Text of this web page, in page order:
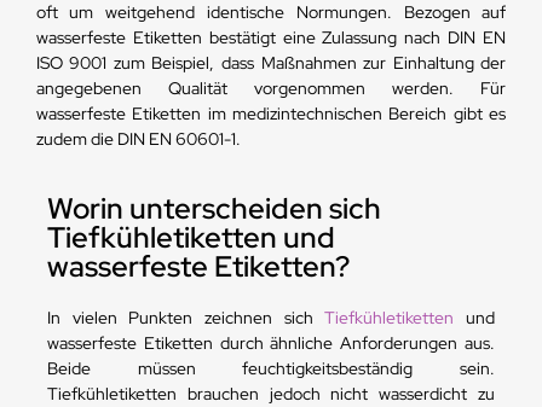
oft um weitgehend identische Normungen. Bezogen auf
wasserfeste Etiketten bestätigt eine Zulassung nach DIN EN
ISO 9001 zum Beispiel, dass Maßnahmen zur Einhaltung der
angegebenen Qualität vorgenommen werden. Für
wasserfeste Etiketten im medizintechnischen Bereich gibt es
zudem die DIN EN 60601-1.
Worin unterscheiden sich
Tiefkühletiketten und
wasserfeste Etiketten?
In vielen Punkten zeichnen sichTiefkühletiketten und
wasserfeste Etiketten durch ähnliche Anforderungen aus.
Beide müssen feuchtigkeitsbeständig sein.
Tiefkühletiketten brauchen jedoch nicht wasserdicht zu